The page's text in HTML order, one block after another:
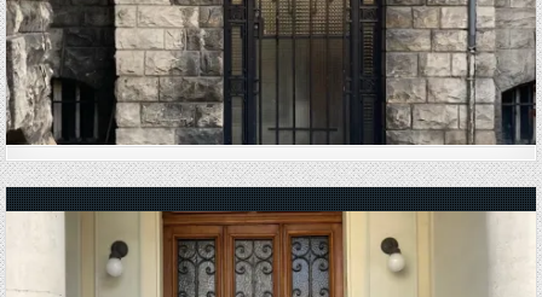
Posted in